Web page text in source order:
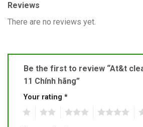
Reviews
There are no reviews yet.
Be the first to review “At&t
11 Chính hãng”
Your rating *